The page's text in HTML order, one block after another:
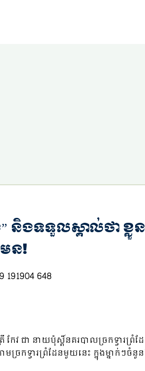
” និងទទួលស្គាល់ថា
ន!
ែវ ជា នាយប៉ុស្តិ៍នគរបាលច្រកទ្វារព្
រកទ្វារព្រំដែនមួយនេះ ក្នុងម្នាក់ៗ